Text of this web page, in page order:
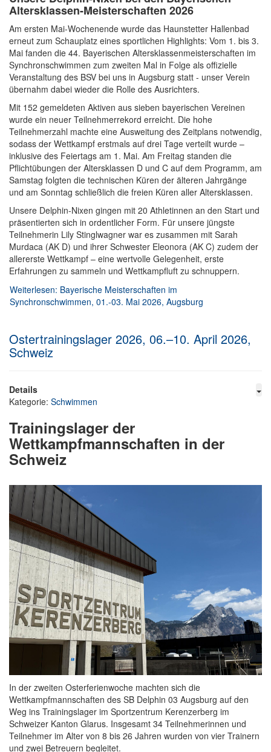
Altersklassen-Meisterschaften 2026
Am ersten Mai-Wochenende wurde das Haunstetter Hallenbad
erneut zum Schauplatz eines sportlichen Highlights: Vom 1. bis 3.
Mai fanden die 44. Bayerischen Altersklassenmeisterschaften im
Synchronschwimmen zum zweiten Mal in Folge als offizielle
Veranstaltung des BSV bei uns in Augsburg statt - unser Verein
übernahm dabei wieder die Rolle des Ausrichters.
Mit 152 gemeldeten Aktiven aus sieben bayerischen Vereinen
wurde ein neuer Teilnehmerrekord erreicht. Die hohe
Teilnehmerzahl machte eine Ausweitung des Zeitplans notwendig,
sodass der Wettkampf erstmals auf drei Tage verteilt wurde –
inklusive des Feiertags am 1. Mai. Am Freitag standen die
Pflichtübungen der Altersklassen D und C auf dem Programm, am
Samstag folgten die technischen Küren der älteren Jahrgänge
und am Sonntag schließlich die freien Küren aller Altersklassen.
Unsere Delphin-Nixen gingen mit 20 Athletinnen an den Start und
präsentierten sich in ordentlicher Form. Für unsere jüngste
Teilnehmerin Lily Stinglwagner war es zusammen mit Sarah
Murdaca (AK D) und ihrer Schwester Eleonora (AK C) zudem der
allererste Wettkampf – eine wertvolle Gelegenheit, erste
Erfahrungen zu sammeln und Wettkampfluft zu schnuppern.
Weiterlesen: Bayerische Meisterschaften im
Synchronschwimmen, 01.-03. Mai 2026, Augsburg
Ostertrainingslager 2026, 06.–10. April 2026,
Schweiz
Details
Kategorie: Schwimmen
Trainingslager der
Wettkampfmannschaften in der
Schweiz
In der zweiten Osterferienwoche machten sich die
Wettkampfmannschaften des SB Delphin 03 Augsburg auf den
Weg ins Trainingslager im Sportzentrum Kerenzerberg im
Schweizer Kanton Glarus. Insgesamt 34 Teilnehmerinnen und
Teilnehmer im Alter von 8 bis 26 Jahren wurden von vier Trainern
und zwei Betreuern begleitet.